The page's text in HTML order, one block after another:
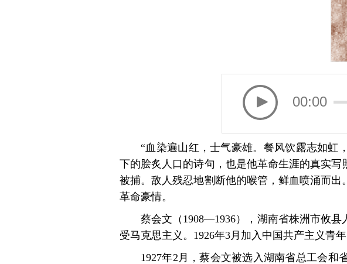
00:00
“血染遍山红，士气豪雄。餐风饮露志如虹
下的脍炙人口的诗句，也是他革命生涯的真实
被捕。敌人残忍地割断他的喉管，鲜血喷涌而
革命豪情。
蔡会文（1908—1936），湖南省株洲市攸
受马克思主义。1926年3月加入中国共产主义青
1927年2月，蔡会文被选入湖南省总工会